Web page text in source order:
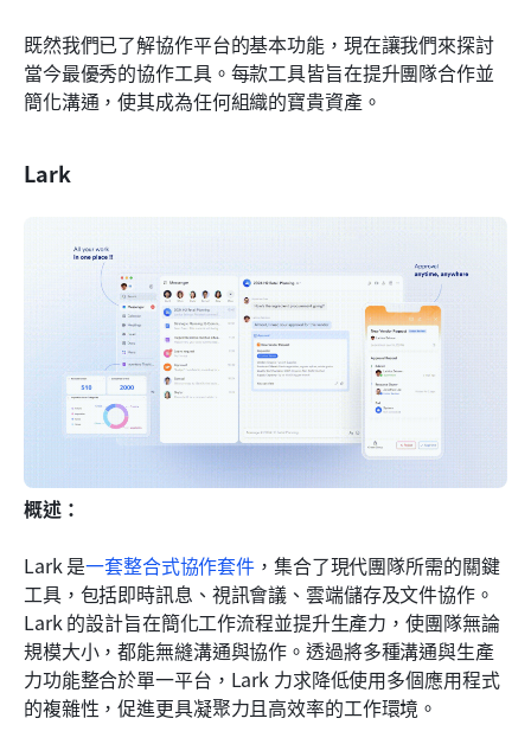
既然我們已了解協作平台的基本功能，現在讓我們來探討
當今最優秀的協作工具。每款工具皆旨在提升團隊合作並
簡化溝通，使其成為任何組織的寶貴資產。
Lark
概述：
Lark 是一套整合式協作套件 ，集合了現代團隊所需的關鍵
工具，包括即時訊息、視訊會議、雲端儲存及文件協作。
Lark 的設計旨在簡化工作流程並提升生產力，使團隊無論
規模大小，都能無縫溝通與協作。透過將多種溝通與生產
力功能整合於單一平台，Lark 力求降低使用多個應用程式
的複雜性，促進更具凝聚力且高效率的工作環境。